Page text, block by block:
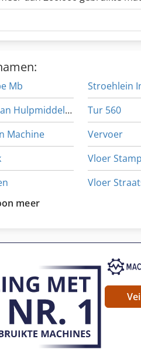
Mb
Stempelen Van Hulpmiddelen
Machine
Stroehlein
Tur 560
Vervoer
Vloer
meer